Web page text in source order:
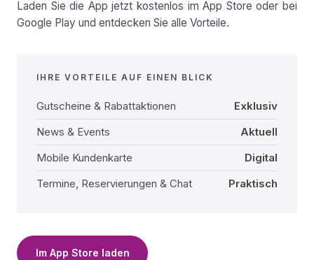
Laden Sie die App jetzt kostenlos im App Store oder bei
Google Play und entdecken Sie alle Vorteile.
IHRE VORTEILE AUF EINEN BLICK
Gutscheine & Rabattaktionen
Exklusiv
News & Events
Aktuell
Mobile Kundenkarte
Digital
Termine, Reservierungen & Chat
Praktisch
Im App Store laden